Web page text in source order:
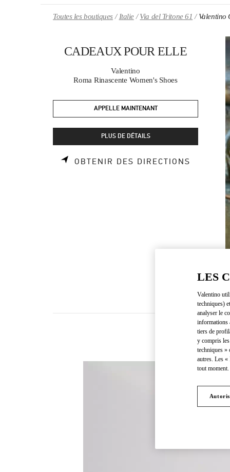
Toutes les boutiques Italie Via del Tritone 61 Valentino
CADEAUX POUR ELLE
Valentino
Roma Rinascente Women's Shoes
APPELLE MAINTENANT
PLUS DE DÉTAILS
OBTENIR DES DIRECTIONS LINK
LES
Valentino
techniques)
analyser le
informations
tiers de
y compris
techniques »
autres. Les «
tout